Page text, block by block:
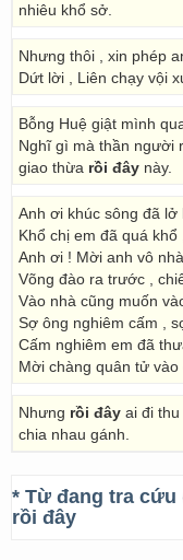
nhiêu khổ sở.
Nhưng thôi , xin phép
Dứt lời , Liên chạy vội
Bỗng Huệ giật mình
Nghĩ gì mà thần người
giao thừa rồi đây này.
Anh ơi khúc sông đã lở
Khổ chị em đã quá khổ
Anh ơi ! Mời anh vô nhà
Võng đào ra trước ,
Vào nhà cũng muốn
Sợ ông nghiêm cấm ,
Cấm nghiêm em đã
Mời chàng quân tử vào
Nhưng rồi đây ai đi
chia nhau gánh.
* Từ đang tra
rồi đây